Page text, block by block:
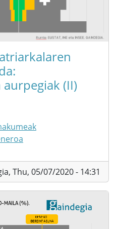
(II)
Thu, 05/07/2020 - 14:31